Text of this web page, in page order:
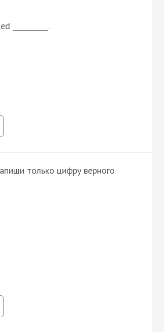
только цифру верного